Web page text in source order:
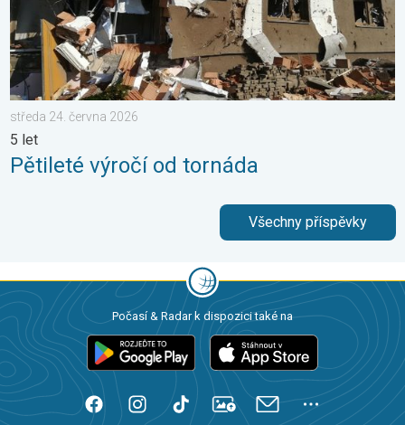
středa 24. června 2026
5 let
Pětileté výročí od tornáda
Všechny příspěvky
Počasí & Radar k dispozici také na